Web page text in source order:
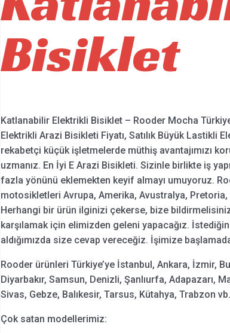
Bisiklet
Katlanabilir Elektrikli Bisiklet – Rooder Mocha
Elektrikli Arazi Bisikleti Fiyatı, Satılık Büyük
rekabetçi küçük işletmelerde müthiş avantajımızı
uzmanız. En İyi E Arazi Bisikleti. Sizinle birlikte iş
fazla yönünü eklemekten keyif almayı umuyoruz.
motosikletleri Avrupa, Amerika, Avustralya,
Herhangi bir ürün ilginizi çekerse, bize
karşılamak için elimizden geleni yapacağız.
aldığımızda size cevap vereceğiz. İşimize
Rooder ürünleri Türkiye’ye İstanbul, Ankara, İzmir,
Diyarbakır, Samsun, Denizli, Şanlıurfa, Adapazarı,
Sivas, Gebze, Balıkesir, Tarsus, Kütahya, Trabzon vb.
Çok satan modellerimiz: